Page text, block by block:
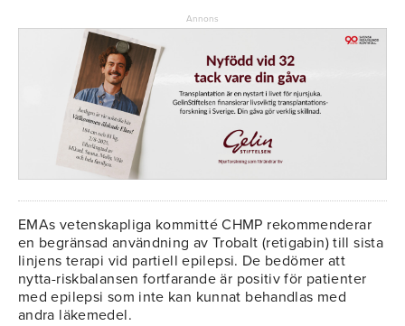
Annons
EMAs vetenskapliga kommitté CHMP rekommenderar
en begränsad användning av Trobalt (retigabin) till sista
linjens terapi vid partiell epilepsi. De bedömer att
nytta-riskbalansen fortfarande är positiv för patienter
med epilepsi som inte kan kunnat behandlas med
andra läkemedel.